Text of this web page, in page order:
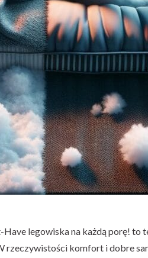
legowiska na każdą porę! to
rzeczywistości komfort i dobre